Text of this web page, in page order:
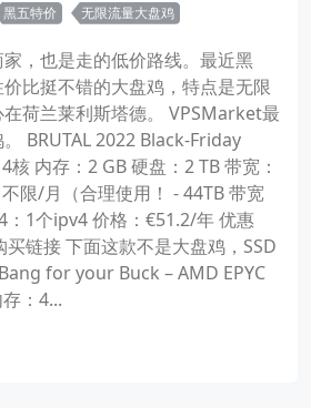
黑五特价 无限流量大盘鸡
，也是走的低价路线。最近黑
比挺不错的大盘鸡，特点是无限
荷兰莱利斯塔德。 VPSMarket最
BRUTAL 2022 Black-Friday
内存：2 GB 硬盘：2 TB 带宽：
限/月（合理使用！ - 44TB 带宽
：1个ipv4 价格：€51.2/年 优惠
买链接 下面这款不是大盘鸡，SSD
for your Buck – AMD EPYC
：4...